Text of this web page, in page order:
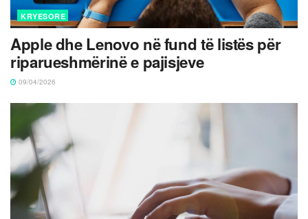
KRYESORE
Apple dhe Lenovo në fund të listës për
riparueshmërinë e pajisjeve
09/04/2026